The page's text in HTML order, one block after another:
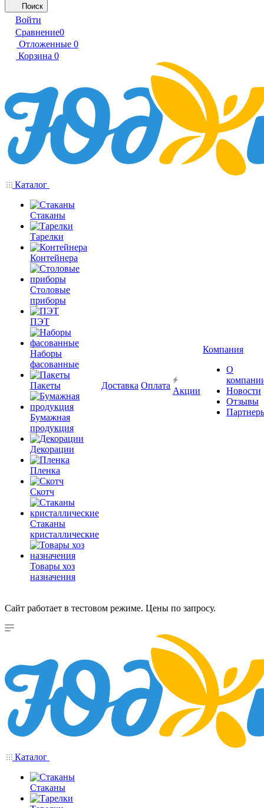
Поиск
Войти
Сравнение0
Отложенные 0
Корзина 0
Каталог
Стаканы
Тарелки
Контейнера
Столовые
приборы
ПЭТ
Наборы
фасованные
Пакеты
Бумажная
продукция
Декорации
Пленка
Скотч
Стаканы
кристаллические
Товары хоз
назначения
Доставка Оплата
Акции
Компания
О
Новости
Отзывы
Сайт работает в тестовом режиме. Цены по запросу.
Каталог
Стаканы